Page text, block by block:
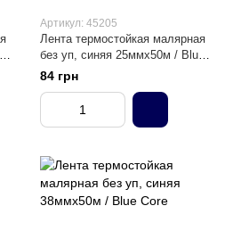
Артикул: 45205
Лента термостойкая малярная
без уп, синяя 25ммх50м / Blue
Core
84 грн